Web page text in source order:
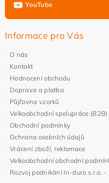
YouTube
Informace pro Vás
O nás
Kontakt
Hodnocení obchodu
Doprava a platba
Půjčovna vzorků
Velkoobchodní spolupráce (B2B)
Obchodní podmínky
Ochrana osobních údajů
Vrácení zboží, reklamace
Velkoobchodní obchodní
Rozvoj podnikání In-duro s.r.o.